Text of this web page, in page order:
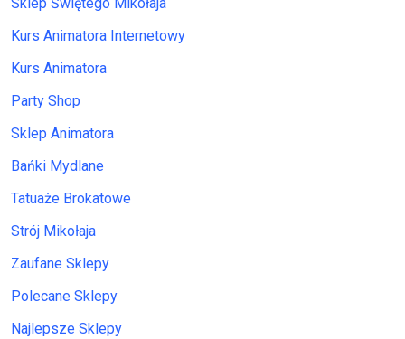
Kurs Animatora Internetowy
Kurs Animatora
Party Shop
Sklep Animatora
Bańki Mydlane
Tatuaże Brokatowe
Strój Mikołaja
Zaufane Sklepy
Polecane Sklepy
Najlepsze Sklepy